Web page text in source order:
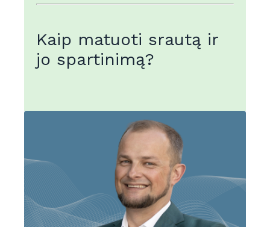
Kaip matuoti srautą ir
jo spartinimą?